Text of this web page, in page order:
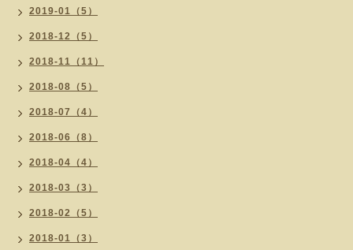
2019-01（5）
2018-12（5）
2018-11（11）
2018-08（5）
2018-07（4）
2018-06（8）
2018-04（4）
2018-03（3）
2018-02（5）
2018-01（3）